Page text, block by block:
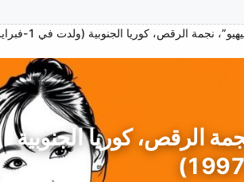
نجمة الرقص، كوريا الجنوبية (ولدت في 1-فبراير-1997)
الرقص، كوريا الجنوبية